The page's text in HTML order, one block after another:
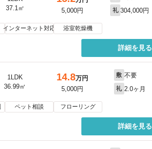
37.1㎡
5,000円
礼 304,000円
インターネット対応 浴室乾燥機
詳細を見る
1LDK
36.99㎡
14.8万円
5,000円
敷 不要
礼 2.0ヶ月
ペット相談 フローリング
詳細を見る